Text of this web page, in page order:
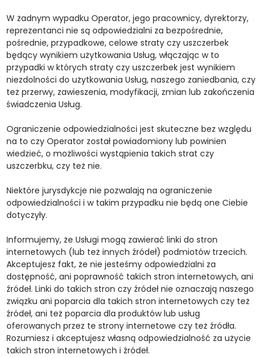
W żadnym wypadku Operator, jego pracownicy, dyrektorzy,
reprezentanci nie są odpowiedzialni za bezpośrednie,
pośrednie, przypadkowe, celowe straty czy uszczerbek
będący wynikiem użytkowania Usług, włączając w to
przypadki w których straty czy uszczerbek jest wynikiem
niezdolności do użytkowania Usług, naszego zaniedbania, czy
też przerwy, zawieszenia, modyfikacji, zmian lub zakończenia
świadczenia Usług.
Ograniczenie odpowiedzialności jest skuteczne bez względu
na to czy Operator został powiadomiony lub powinien
wiedzieć, o możliwości wystąpienia takich strat czy
uszczerbku, czy też nie.
Niektóre jurysdykcje nie pozwalają na ograniczenie
odpowiedzialności i w takim przypadku nie będą one Ciebie
dotyczyły.
Informujemy, że Usługi mogą zawierać linki do stron
internetowych (lub też innych źródeł) podmiotów trzecich.
Akceptujesz fakt, że nie jesteśmy odpowiedzialni za
dostępność, ani poprawność takich stron internetowych, ani
źródeł. Linki do takich stron czy źródeł nie oznaczają naszego
związku ani poparcia dla takich stron internetowych czy też
źródeł, ani też poparcia dla produktów lub usług
oferowanych przez te strony internetowe czy też źródła.
Rozumiesz i akceptujesz własną odpowiedzialność za użycie
takich stron internetowych i źródeł.